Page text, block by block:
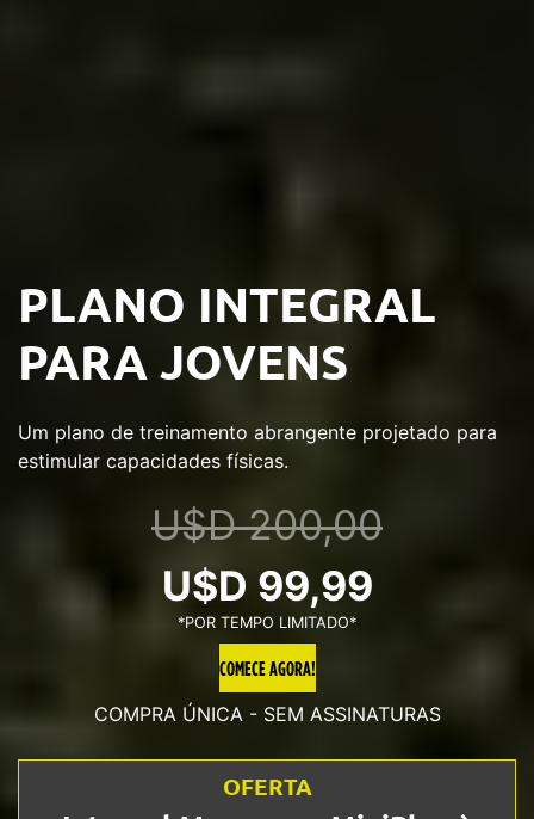
PLANO INTEGRAL
PARA JOVENS
Um plano de treinamento abrangente projetado para
estimular capacidades físicas.
U$D200,00
Original
price
was:
U$D
U$D 99,99Current
is:
U$D
*POR TEMPO LIMITADO*
COMECE AGORA!
COMPRA ÚNICA - SEM ASSINATURAS
OFERTA